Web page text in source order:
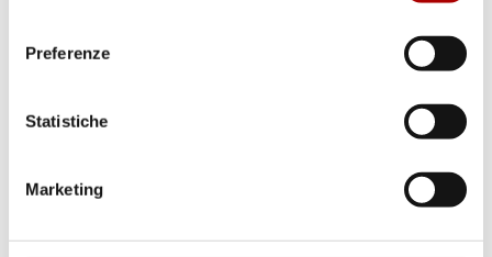
Preferenze
Statistiche
Marketing